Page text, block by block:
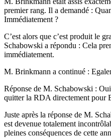
premier rang. Il a demandé :
Immédiatement ?
C’est alors que c’est produit le
Schabowski a répondu : Cela
immédiatement.
M. Brinkmann a continué :
Réponse de M. Schabowski :
quitter la RDA directement pour
Juste après la réponse de M.
est devenue totalement
pleines conséquences de cette